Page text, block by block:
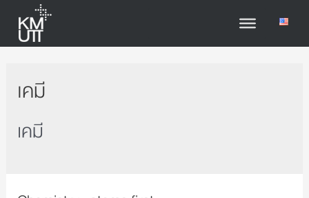
เคมี
เคมี